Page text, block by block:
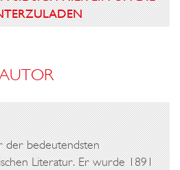
der bedeutendsten
Literatur. Er wurde 1891